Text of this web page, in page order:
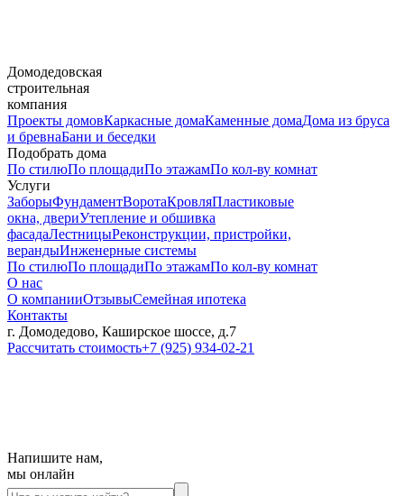
Домодедовская
строительная
компания
Проекты домовКаркасные домаКаменные домаДома из бруса
и бревнаБани и беседки
Подобрать дома
По стилюПо площадиПо этажамПо кол-ву комнат
Услуги
ЗаборыФундаментВоротаКровляПластиковые
окна, двериУтепление и обшивка
фасадаЛестницыРеконструкции, пристройки,
верандыИнженерные системы
По стилюПо площадиПо этажамПо кол-ву комнат
О нас
О компанииОтзывыСемейная ипотека
Контакты
г. Домодедово, Каширское шоссе, д.7
Рассчитать стоимость+7 (925) 934-02-21
Напишите нам,
мы онлайн